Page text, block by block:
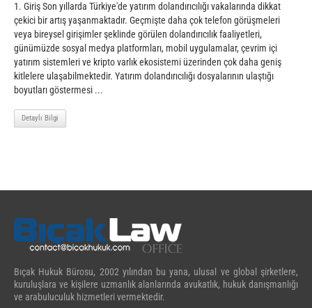
1. Giriş Son yıllarda Türkiye'de yatırım dolandırıcılığı vakalarında dikkat
çekici bir artış yaşanmaktadır. Geçmişte daha çok telefon görüşmeleri
veya bireysel girişimler şeklinde görülen dolandırıcılık faaliyetleri,
günümüzde sosyal medya platformları, mobil uygulamalar, çevrim içi
yatırım sistemleri ve kripto varlık ekosistemi üzerinden çok daha geniş
kitlelere ulaşabilmektedir. Yatırım dolandırıcılığı dosyalarının ulaştığı
boyutları göstermesi ...
Detaylı Bilgi
Bıçak Hukuk Bürosu, 2002 yılından bu yana, ulusal ve global şirketlere,
kuruluşlara ve kişilere uzmanlık alanlarında avukatlık, hukuk danışmanlığı
ve arabuluculuk hizmetleri vermektedir.